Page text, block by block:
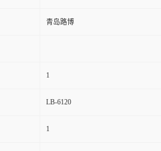
青岛路博
1
LB-6120
1